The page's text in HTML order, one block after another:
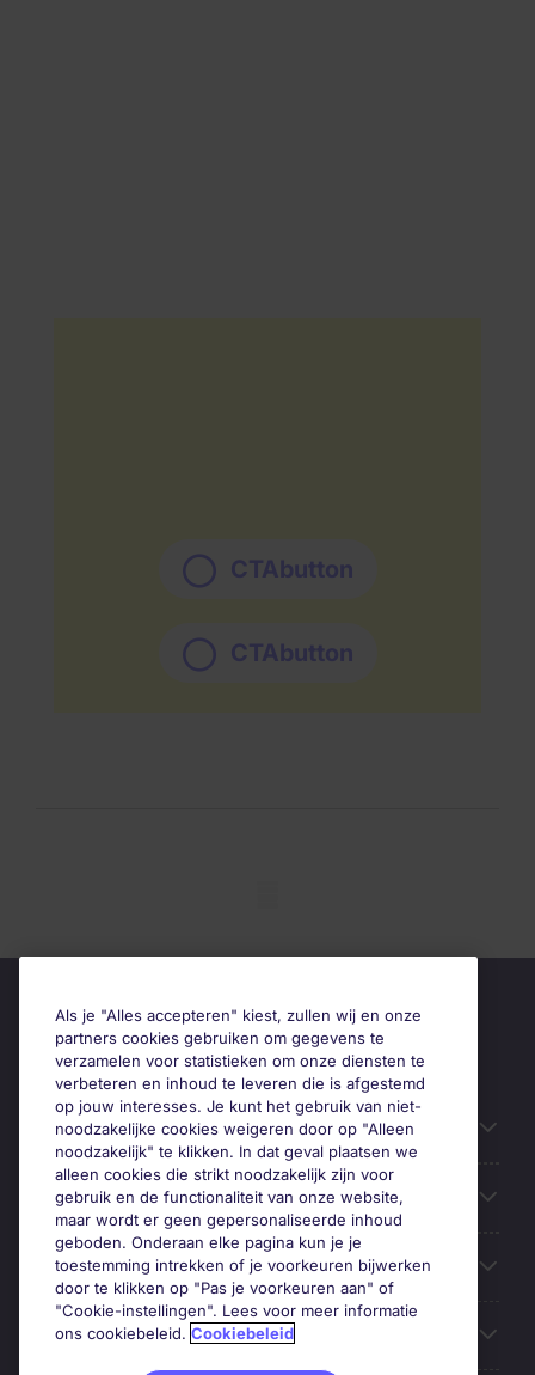
CTAbutton
CTAbutton
Handige informatie
Onze expertise
Google Rating
Mobile apps
Als je "Alles accepteren" kiest, zullen wij en onze
partners cookies gebruiken om gegevens te
verzamelen voor statistieken om onze diensten te
verbeteren en inhoud te leveren die is afgestemd
op jouw interesses. Je kunt het gebruik van niet-
noodzakelijke cookies weigeren door op "Alleen
noodzakelijk" te klikken. In dat geval plaatsen we
alleen cookies die strikt noodzakelijk zijn voor
gebruik en de functionaliteit van onze website,
maar wordt er geen gepersonaliseerde inhoud
geboden. Onderaan elke pagina kun je je
toestemming intrekken of je voorkeuren bijwerken
door te klikken op "Pas je voorkeuren aan" of
"Cookie-instellingen". Lees voor meer informatie
ons cookiebeleid. Cookiebeleid